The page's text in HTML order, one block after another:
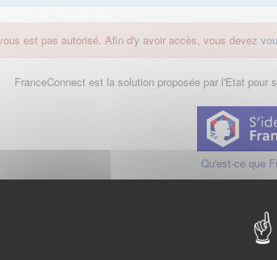
est pas autorisé. Afin d'y avoir accès, vous devez
FranceConnect est la solution proposée par l'Etat
Qu'est-ce que